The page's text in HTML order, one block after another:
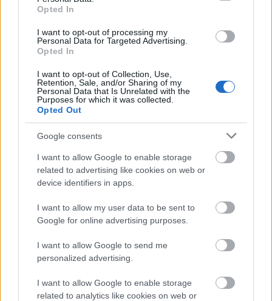
Opted In
I want to opt-out of processing my
Personal Data for Targeted Advertising.
Opted In
I want to opt-out of Collection, Use,
Retention, Sale, and/or Sharing of my
Personal Data that Is Unrelated with the
Purposes for which it was collected.
Opted Out
Google consents
I want to allow Google to enable storage
related to advertising like cookies on web or
device identifiers in apps.
I want to allow my user data to be sent to
Google for online advertising purposes.
I want to allow Google to send me
personalized advertising.
I want to allow Google to enable storage
related to analytics like cookies on web or
Paks II.: Mit jelent az 5. blokk új mérföldköve a
felülvizsgálat árnyékában?
Nagy igazolás - Sokszoros bajnok érkezik a